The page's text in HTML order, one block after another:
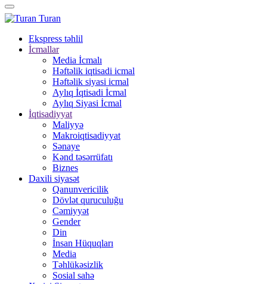
Turan
Ekspress təhlil
İcmallar
Media İcmalı
Həftəlik iqtisadi icmal
Həftəlik siyasi icmal
Aylıq İqtisadi İcmal
Aylıq Siyasi İcmal
İqtisadiyyat
Maliyyə
Makroiqtisadiyyat
Sənaye
Kənd təsərrüfatı
Biznes
Daxili siyasət
Qanunvericilik
Dövlət quruculuğu
Cəmiyyət
Gender
Din
İnsan Hüquqları
Media
Təhlükəsizlik
Sosial sahə